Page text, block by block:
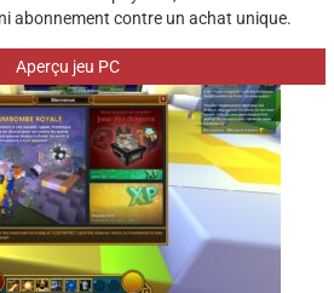
abonnement contre un achat unique.
Aperçu jeu PC